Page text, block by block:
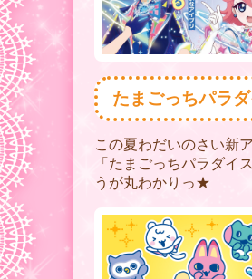
たまごっちパラ
この夏わだいのさい新
「たまごっちパラダイ
うが丸わかりっ★